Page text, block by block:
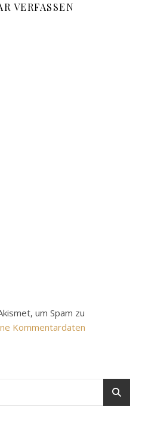
VERFASSEN
um Spam zu
Kommentardaten